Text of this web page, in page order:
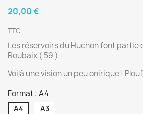
20,00 €
TTC
Les réservoirs du Huchon font partie
Roubaix ( 59 )
Voilà une vision un peu onirique !
Format : A4
A4 A3